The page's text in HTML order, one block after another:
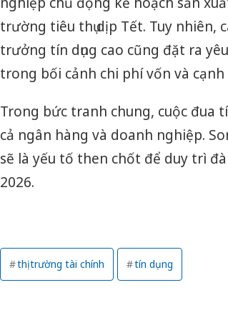
trường tiêu thụ dịp Tết. Tuy nhiên,
trưởng tín dụng cao cũng đặt ra
trong bối cảnh chi phí vốn và
Trong bức tranh chung, cuộc đua
cả ngân hàng và doanh nghiệp.
sẽ là yếu tố then chốt để duy trì
2026.
thị trường tài chính tín dụng